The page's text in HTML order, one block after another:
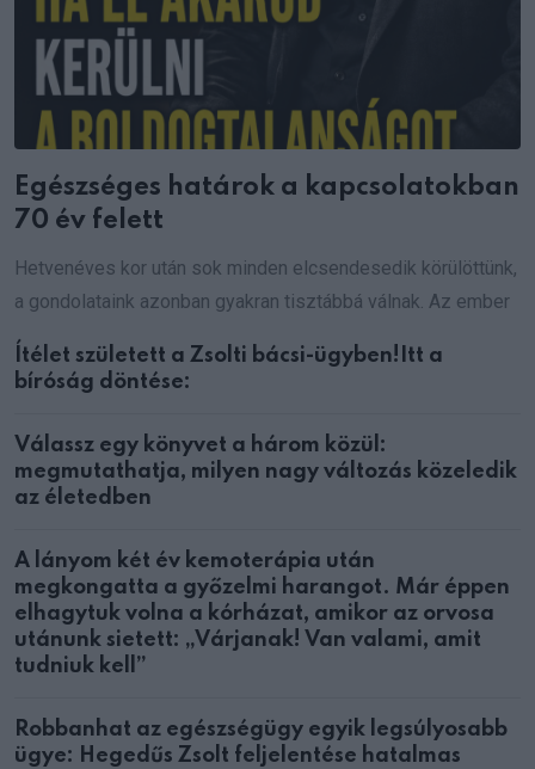
Egészséges határok a kapcsolatokban
70 év felett
Hetvenéves kor után sok minden elcsendesedik körülöttünk,
a gondolataink azonban gyakran tisztábbá válnak. Az ember
Ítélet született a Zsolti bácsi-ügyben!Itt a
bíróság döntése:
Válassz egy könyvet a három közül:
megmutathatja, milyen nagy változás közeledik
az életedben
A lányom két év kemoterápia után
megkongatta a győzelmi harangot. Már éppen
elhagytuk volna a kórházat, amikor az orvosa
utánunk sietett: „Várjanak! Van valami, amit
tudniuk kell”
Robbanhat az egészségügy egyik legsúlyosabb
ügye: Hegedűs Zsolt feljelentése hatalmas